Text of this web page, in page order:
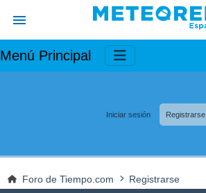
Menú Principal
Iniciar sesión Registrarse
Foro de Tiempo.com Registrarse